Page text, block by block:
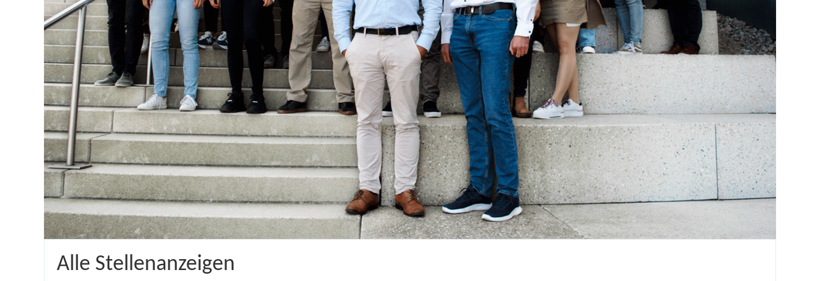
Alle Stellenanzeigen